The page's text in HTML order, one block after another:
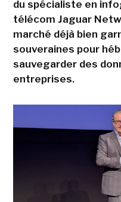
du spécialiste en
télécom Jaguar
marché déjà bien
souveraines pour
sauvegarder des
entreprises.